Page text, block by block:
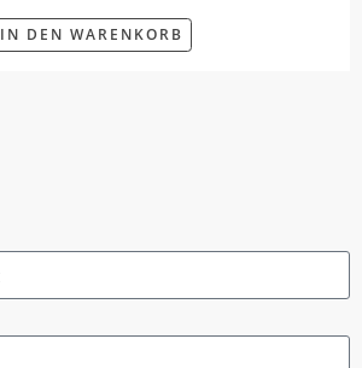
IN DEN WARENKORB